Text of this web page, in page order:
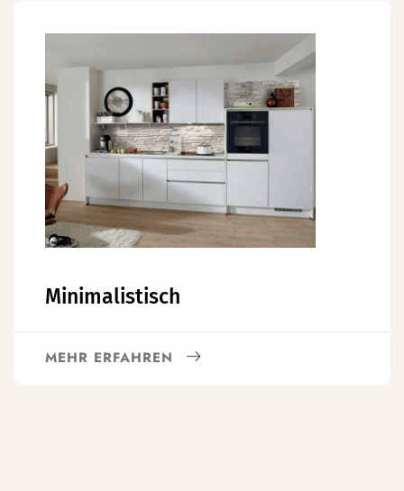
Minimalistisch
MEHR ERFAHREN